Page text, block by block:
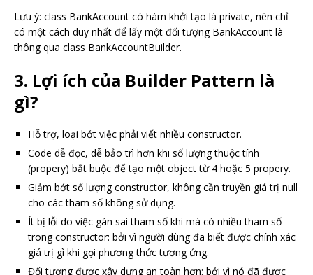
Lưu ý: class BankAccount có hàm khởi tạo là private, nên chỉ
có một cách duy nhất để lấy một đối tượng BankAccount là
thông qua class BankAccountBuilder.
3. Lợi ích của Builder Pattern là
gì?
Hỗ trợ, loại bớt việc phải viết nhiều constructor.
Code dễ đọc, dễ bảo trì hơn khi số lượng thuộc tính
(propery) bắt buộc để tạo một object từ 4 hoặc 5 propery.
Giảm bớt số lượng constructor, không cần truyền giá trị null
cho các tham số không sử dụng.
Ít bị lỗi do việc gán sai tham số khi mà có nhiều tham số
trong constructor: bởi vì người dùng đã biết được chính xác
giá trị gì khi gọi phương thức tương ứng.
Đối tượng được xây dựng an toàn hơn: bởi vì nó đã được